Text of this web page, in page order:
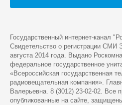
Государственный интернет-канал
Cвидетельство о регистрации
августа 2014 года. Выдано
федеральное государственное
«Всероссийская государственная
радиовещательная компания».
Валерьевна. 8 (3012) 23-02-02. Все
опубликованные на сайте,